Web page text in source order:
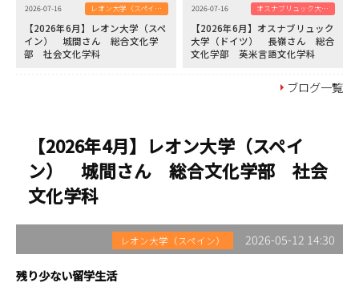
2026-07-16 レオン大学（スペイン）
【2026年6月】レオン大学（スペ
イン） 城間さん 総合文化学
部 社会文化学科
2026-07-16 オスナブリュック大学（ドイツ）
【2026年6月】オスナブリュック
大学（ドイツ） 長嶺さん 総合
文化学部 英米言語文化学科
ブログ一覧
【2026年4月】レオン大学（スペイ
ン） 城間さん 総合文化学部 社会
文化学科
レオン大学（スペイン） 2026-05-12 14:30
残り少ない留学生活